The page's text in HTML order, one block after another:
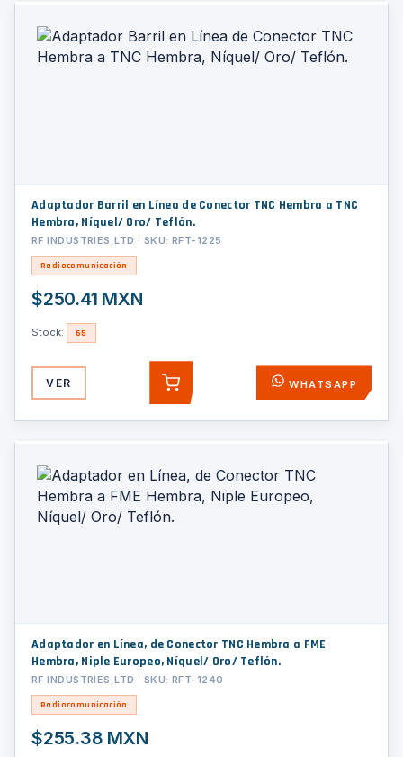
Adaptador Barril en Línea de Conector TNC Hembra a TNC
Hembra, Níquel/ Oro/ Teflón.
RF INDUSTRIES,LTD · SKU: RFT-1225
Radiocomunicación
$250.41 MXN
Stock: 65
VER AGREGAR WHATSAPP
Adaptador en Línea, de Conector TNC Hembra a FME
Hembra, Niple Europeo, Níquel/ Oro/ Teflón.
RF INDUSTRIES,LTD · SKU: RFT-1240
Radiocomunicación
$255.38 MXN